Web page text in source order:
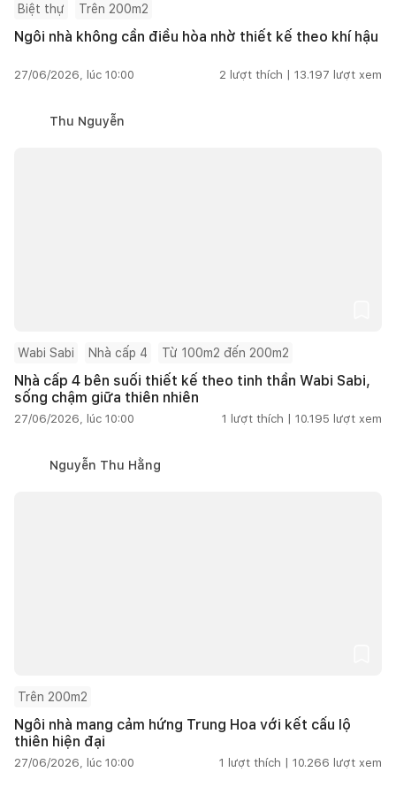
Biệt thự Trên 200m2
Ngôi nhà không cần điều hòa nhờ thiết kế theo khí hậu
27/06/2026, lúc 10:00 2 lượt thích | 13.197 lượt xem
Thu Nguyễn
Wabi Sabi Nhà cấp 4 Từ 100m2 đến 200m2
Nhà cấp 4 bên suối thiết kế theo tinh thần Wabi Sabi,
sống chậm giữa thiên nhiên
27/06/2026, lúc 10:00 1 lượt thích | 10.195 lượt xem
Nguyễn Thu Hằng
Trên 200m2
Ngôi nhà mang cảm hứng Trung Hoa với kết cấu lộ
thiên hiện đại
27/06/2026, lúc 10:00 1 lượt thích | 10.266 lượt xem